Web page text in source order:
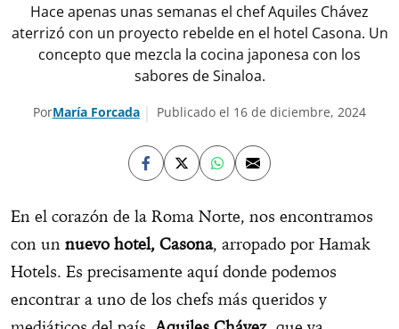
Hace apenas unas semanas el chef Aquiles Chávez
aterrizó con un proyecto rebelde en el hotel Casona. Un
concepto que mezcla la cocina japonesa con los
sabores de Sinaloa.
PorMaría Forcada Publicado el 16 de diciembre, 2024
En el corazón de la Roma Norte, nos encontramos
con un nuevo hotel, Casona, arropado por Hamak
Hotels. Es precisamente aquí donde podemos
encontrar a uno de los chefs más queridos y